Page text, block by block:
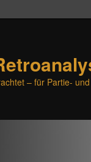
– für Partie-